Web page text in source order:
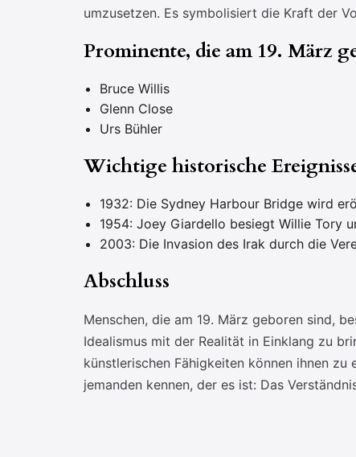
umzusetzen. Es symbolisiert die Kraft der
Prominente, die am 19. März
Bruce Willis
Glenn Close
Urs Bühler
Wichtige historische
1932: Die Sydney Harbour Bridge wird
1954: Joey Giardello besiegt Willie Tory
2003: Die Invasion des Irak durch die
Abschluss
Menschen, die am 19. März geboren sind,
Idealismus mit der Realität in Einklang zu
künstlerischen Fähigkeiten können ihnen
jemanden kennen, der es ist: Das